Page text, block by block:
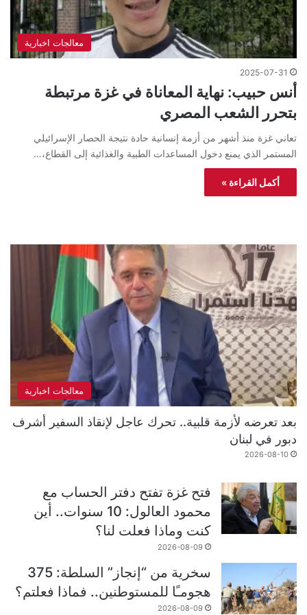
معالجات اخبارية
2025-07-31
أنس حبيب: نهاية المعاناة في غزة مرتبطة
بتحرر الشعب المصري
تعاني غزة منذ أشهر من أزمة إنسانية حادة نتيجة الحصار الإسرائيلي
المستمر الذي يمنع دخول المساعدات الطبية والغذائية إلى القطاع،…
أكمل القراءة »
معالجات اخبارية
بعد تعرضه لأزمة قلبية.. تحرك عاجل لإنقاذ السفير أشرف
دبور في لبنان
2026-08-10
فتح غزة تفتح دفتر الحساب مع
محمود العالول: 10 سنوات.. أين
كنت وماذا فعلت لنا؟
2026-08-09
سخرية من “إنجاز” السلطة: 375
هجومـًا للمستوطنين.. فماذا فعلتم؟
2026-08-09